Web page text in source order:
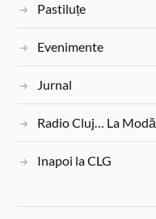
Pastiluțe
Evenimente
Jurnal
Radio Cluj… La Modă
Inapoi la CLG